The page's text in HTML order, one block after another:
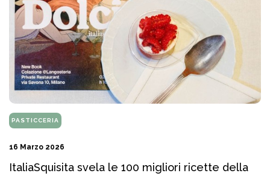
PASTICCERIA
16 Marzo 2026
ItaliaSquisita svela le 100 migliori ricette della